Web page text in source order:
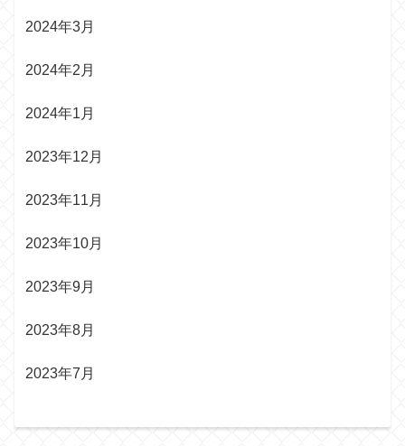
2024年3月
2024年2月
2024年1月
2023年12月
2023年11月
2023年10月
2023年9月
2023年8月
2023年7月